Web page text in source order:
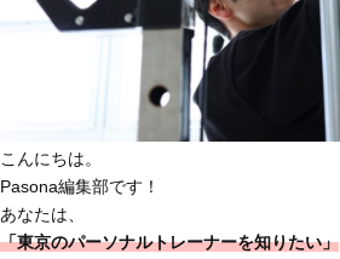
こんにちは。
Pasona編集部です！
あなたは、
「東京のパーソナルトレーナーを知りたい」